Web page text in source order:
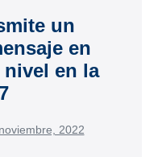
un
en
en la
2022